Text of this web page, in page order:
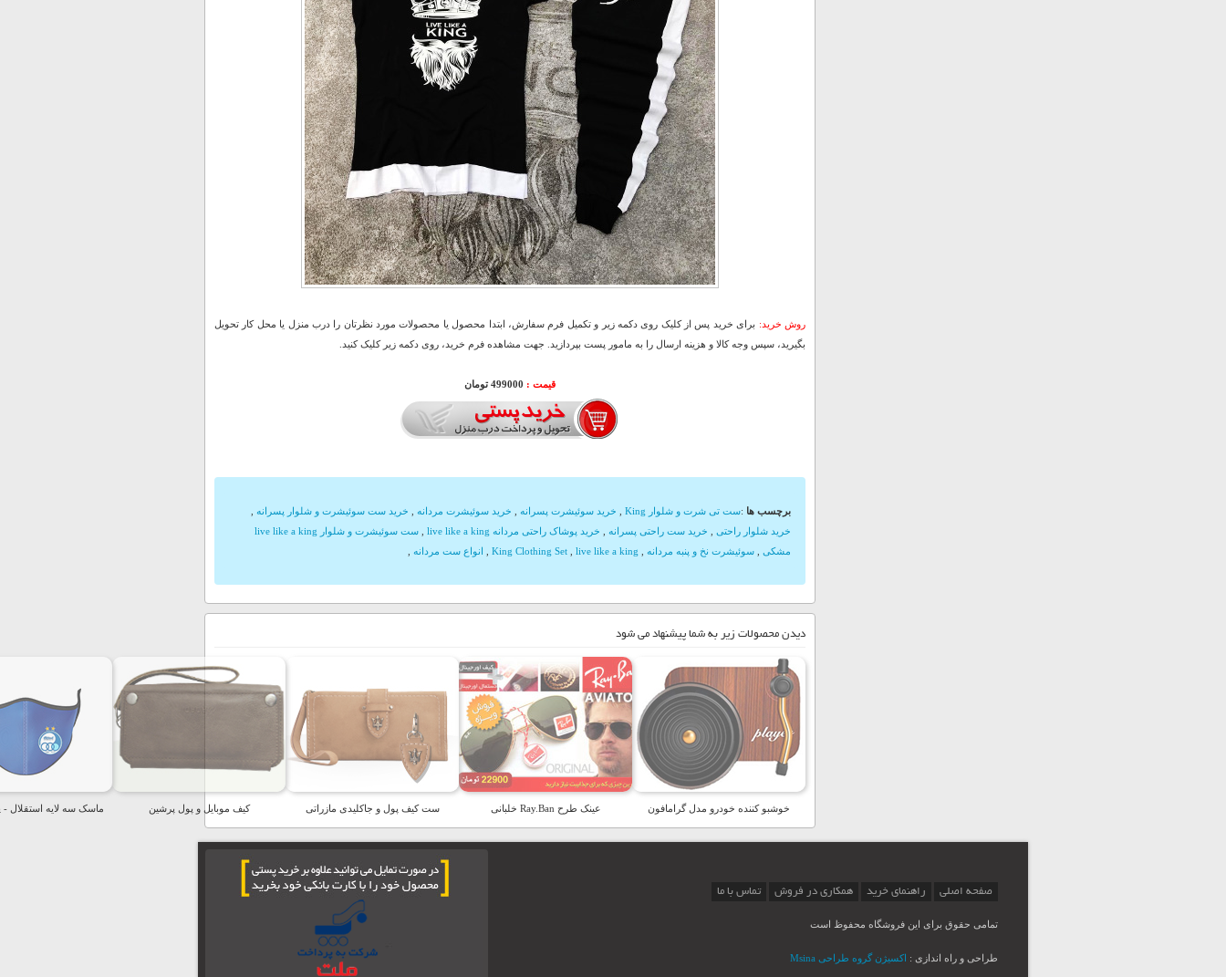
روش خرید: برای خرید پس از کلیک روی دکمه زیر و تکمیل فرم سفارش، ابتدا محصول یا محصولات مورد نظرتان را درب منزل یا محل کار تحویل
بگیرید، سپس وجه کالا و هزینه ارسال را به مامور پست بپردازید. جهت مشاهده فرم خرید، روی دکمه زیر کلیک کنید.
قیمت : 499000 تومان
برچسب ها :ست تی شرت و شلوار King خرید سوئیشرت پسرانه خرید سوئیشرت مردانه خرید ست سوئیشرت و شلوار پسرانه
خرید شلوار راحتی
خرید ست راحتی پسرانه خرید پوشاک راحتی مردانه live like a king
ست سوئیشرت و شلوار live like a king
مشکی
سوئیشرت نخ و پنبه مردانه King Clothing Set live like a king انواع ست مردانه
دیدن محصولات زیر به شما پیشنهاد می شود
خوشبو کننده خودرو مدل گرامافون عینک طرح Ray.Ban خلبانی ست کیف پول و جاکلیدی مازراتی کیف موبایل و پول پرشین ماسک سه لایه استقلال - پکیج
صفحه اصلی راهنمای خرید همکاری در فروش تماس با ما
تمامی حقوق برای این فروشگاه محفوظ است
طراحی و راه اندازی : اکسیژن گروه طراحی Msina